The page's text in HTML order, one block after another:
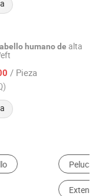
humanode alta
/ Pieza
a Granel